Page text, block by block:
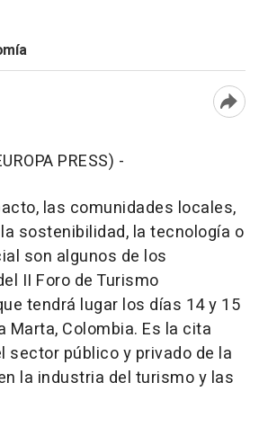
PRESS) -
las comunidades locales,
sostenibilidad, la tecnología o
son algunos de los
II Foro de Turismo
tendrá lugar los días 14 y 15
Marta, Colombia. Es la cita
sector público y privado de la
la industria del turismo y las